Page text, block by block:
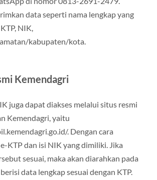
data seperti nama lengkap yang
NIK,
kabupaten/kota.
Kemendagri
juga dapat diakses melalui situs resmi
Kemendagri, yaitu
. Dengan cara
KTP dan isi NIK yang dimiliki. Jika
sesuai, maka akan diarahkan pada
data lengkap sesuai dengan KTP.